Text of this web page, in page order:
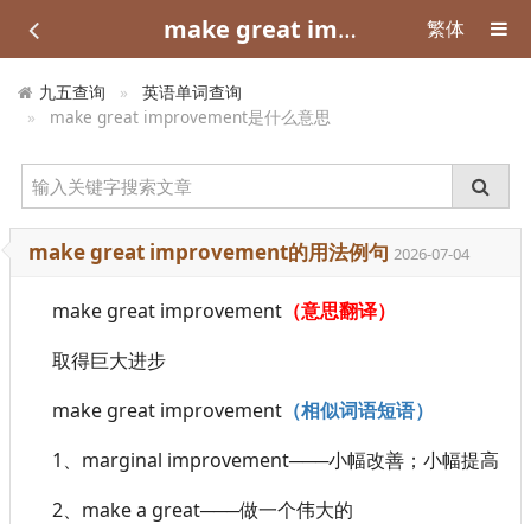
make great improvement是什么意思 繁体
九五查询
英语单词查询
make great improvement是什么意思
make great improvement的用法例句 2026-07-04
make great improvement （意思翻译）
取得巨大进步
make great improvement （相似词语短语）
1、marginal improvement───小幅改善；小幅提高
2、make a great───做一个伟大的